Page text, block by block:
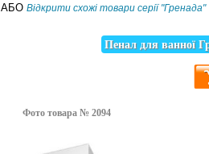
АБО Відкрити схожі товари серії "Гренада"
Пенал для ванної
Фото товара № 2094